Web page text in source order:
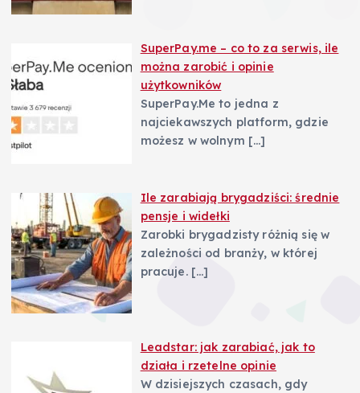
SuperPay.me – co to za serwis, ile
można zarobić i opinie
użytkowników
SuperPay.Me to jedna z
najciekawszych platform, gdzie
możesz w wolnym […]
Ile zarabiają brygadziści: średnie
pensje i widełki
Zarobki brygadzisty różnią się w
zależności od branży, w której
pracuje. […]
Leadstar: jak zarabiać, jak to
działa i rzetelne opinie
W dzisiejszych czasach, gdy